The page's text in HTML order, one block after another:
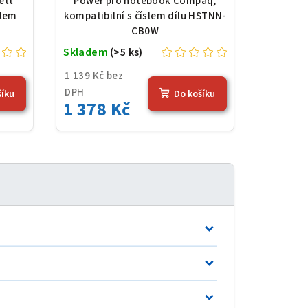
černá
kompatibilní s číslem dílu HSTNN-
CB0W
1 139 Kč bez
DPH
1 378 Kč
Skladem (>5 ks)
Do košíku